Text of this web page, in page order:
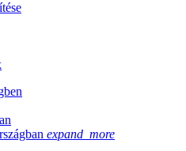
expand_more